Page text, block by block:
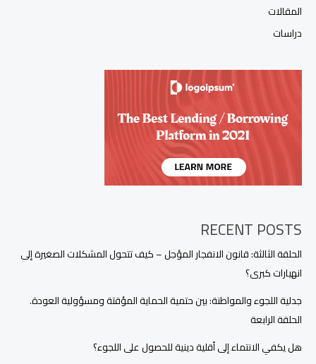
المقالات
دراسات
RECENT POSTS
الحلقة الثالثة: قانون الانفجار المؤجل – كيف تتحول المشكلات الصغيرة إلى
انهيارات كبرى؟
جدلية اللجوء والمواطنة: بين حتمية الحماية المؤقتة ومسؤولية العودة.
الحلقة الرابعة
هل يكفي الانتماء إلى أقلية دينية للحصول على اللجوء؟